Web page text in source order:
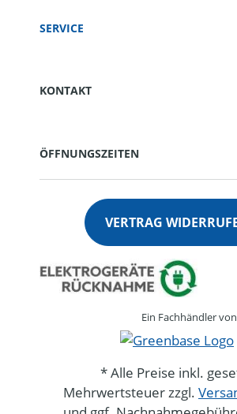
SERVICE
KONTAKT
ÖFFNUNGSZEITEN
VERTRAG
Ein Fachhändler von
* Alle Preise inkl.
Mehrwertsteuer zzgl.